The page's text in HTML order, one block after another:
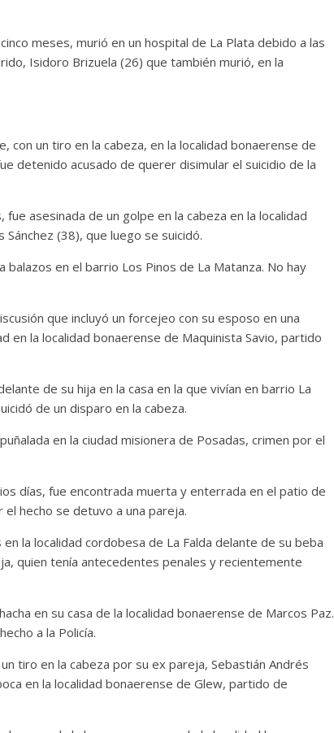
meses, murió en un hospital de La Plata debido a las
Isidoro Brizuela (26) que también murió, en la
con un tiro en la cabeza, en la localidad bonaerense de
detenido acusado de querer disimular el suicidio de la
asesinada de un golpe en la cabeza en la localidad
(38), que luego se suicidó.
en el barrio Los Pinos de La Matanza. No hay
que incluyó un forcejeo con su esposo en una
en la localidad bonaerense de Maquinista Savio, partido
de su hija en la casa en la que vivían en barrio La
de un disparo en la cabeza.
en la ciudad misionera de Posadas, crimen por el
días, fue encontrada muerta y enterrada en el patio de
hecho se detuvo a una pareja.
la localidad cordobesa de La Falda delante de su beba
quien tenía antecedentes penales y recientemente
en su casa de la localidad bonaerense de Marcos Paz.
a la Policía.
tiro en la cabeza por su ex pareja, Sebastián Andrés
en la localidad bonaerense de Glew, partido de